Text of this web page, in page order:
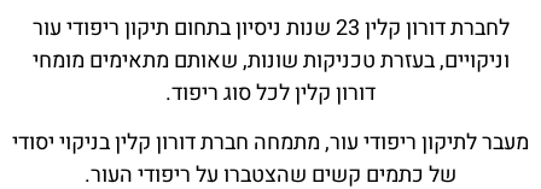
לחברת דורון קלין 23 שנות ניסיון בתחום תיקון ריפודי עור
וניקויים, בעזרת טכניקות שונות, שאותם מתאימים מומחי
דורון קלין לכל סוג ריפוד.
מעבר לתיקון ריפודי עור, מתמחה חברת דורון קלין בניקוי יסודי
של כתמים קשים שהצטברו על ריפודי העור.